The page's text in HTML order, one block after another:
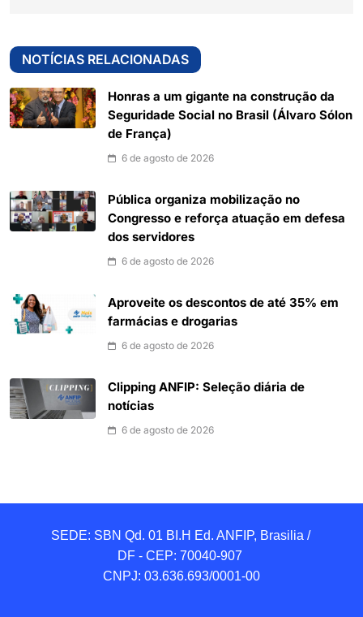
NOTÍCIAS RELACIONADAS
Honras a um gigante na construção da
Seguridade Social no Brasil (Álvaro Sólon
de França)
6 de agosto de 2026
Pública organiza mobilização no
Congresso e reforça atuação em defesa
dos servidores
6 de agosto de 2026
Aproveite os descontos de até 35% em
farmácias e drogarias
6 de agosto de 2026
Clipping ANFIP: Seleção diária de
notícias
6 de agosto de 2026
SEDE: SBN Qd. 01 BI.H Ed. ANFIP, Brasilia /
DF - CEP: 70040-907
CNPJ: 03.636.693/0001-00